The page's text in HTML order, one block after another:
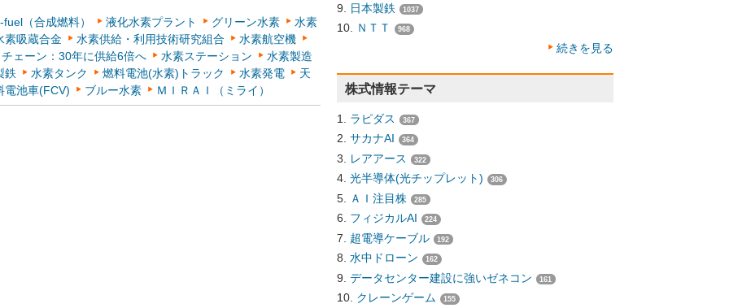
fuel（合成燃料） 液化水素プラント グリーン水素
水素
素吸蔵合金 水素供給・利用技術研究組合
水素航空機
ェーン：30年に供給6倍へ
水素ステーション
水素製造
鉄 水素タンク 燃料電池(水素)トラック 水素発電
天
電池車(FCV) ブルー水素 ＭＩＲＡＩ（ミライ）
日本製鉄 1037
ＮＴＴ 968
続きを見る
株式情報テーマ
ラピダス 367
サカナAI 364
レアアース 322
光半導体(光チップレット) 306
ＡＩ注目株 285
フィジカルAI 224
超電導ケーブル 192
水中ドローン 162
データセンター建設に強いゼネコン 161
クレーンゲーム 155